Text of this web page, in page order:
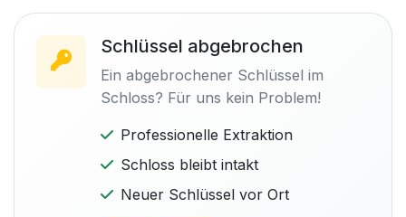
Schlüssel abgebrochen
Ein abgebrochener Schlüssel im
Schloss? Für uns kein Problem!
Professionelle Extraktion
Schloss bleibt intakt
Neuer Schlüssel vor Ort